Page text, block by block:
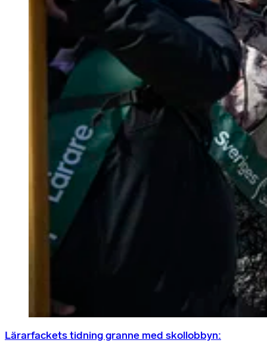
Lärarfackets tidning granne med skollobbyn: